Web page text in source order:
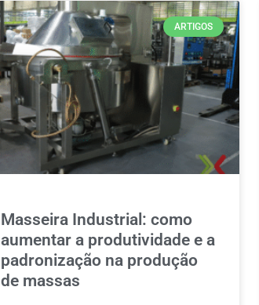
ARTIGOS
Masseira Industrial: como
aumentar a produtividade e a
padronização na produção
de massas